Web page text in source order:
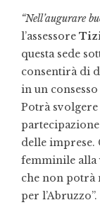
“Nell’augurare
l’assessore
questa sede
consentirà di
in un
Potrà
delle imprese.
femminile alla
che non
per l’Abruzzo”.